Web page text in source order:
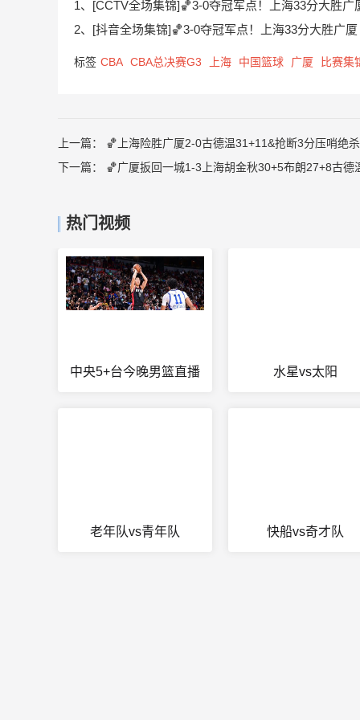
1、[CCTV全场集锦]🏀3-0夺冠军点！上海33分大胜
2、[抖音全场集锦]🏀3-0夺冠军点！上海33分大胜广
标签 CBA CBA总决赛G3 上海 中国篮球 广厦 比赛集
上一篇： 🏀上海险胜广厦2-0古德温31+11&抢断3分压哨绝
下一篇： 🏀广厦扳回一城1-3上海胡金秋30+5布朗27+8古德
热门视频
中央5+台今晚男篮直播 水星vs太阳
老年队vs青年队 快船vs奇才队